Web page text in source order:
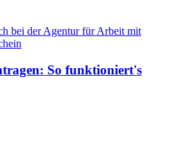
So funktioniert's